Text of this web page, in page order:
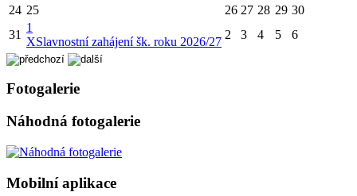
24 25 26 27 28 29 30
31
1
XSlavnostní zahájení šk. roku 2026/27
2 3 4 5 6
Fotogalerie
Náhodná fotogalerie
Mobilní aplikace